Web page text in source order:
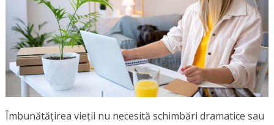
Îmbunătățirea vieții nu necesită schimbări dramatice sau